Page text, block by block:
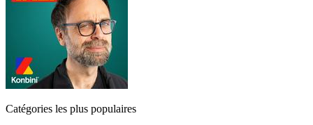
Catégories les plus populaires